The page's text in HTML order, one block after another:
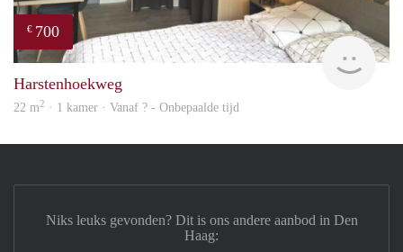
€ 700
Harstenhoekweg
22 m2 · 1 kamer · Vanaf ? - Onbepaalde tijd
Niks leuks gevonden? Dit is ons andere aanbod in Den
Haag: